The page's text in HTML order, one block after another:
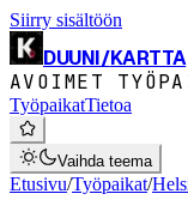
Siirry sisältöön
DUUNI/KARTTA
AVOIMET
TyöpaikatTietoa
Vaihda teema
Etusivu/Työpaikat/